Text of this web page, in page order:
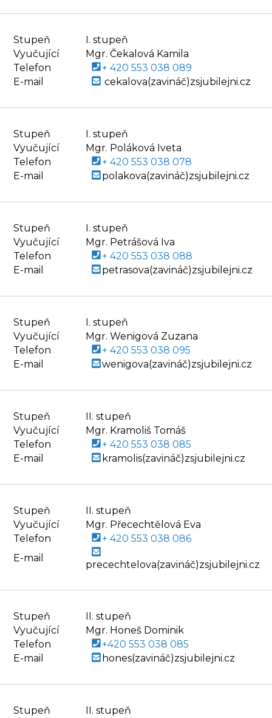
Stupeň
I. stupeň
Vyučující
Mgr. Čekalová Kamila
Telefon
+ 420 553 038 089
E-mail
cekalova(zavináč)zsjubilejni.cz
Stupeň
I. stupeň
Vyučující
Mgr. Poláková Iveta
Telefon
+ 420 553 038 078
E-mail
polakova(zavináč)zsjubilejni.cz
Stupeň
I. stupeň
Vyučující
Mgr. Petrášová Iva
Telefon
+ 420 553 038 088
E-mail
petrasova(zavináč)zsjubilejni.cz
Stupeň
I. stupeň
Vyučující
Mgr. Wenigová Zuzana
Telefon
+ 420 553 038 095
E-mail
wenigova(zavináč)zsjubilejni.cz
Stupeň
II. stupeň
Vyučující
Mgr. Kramoliš Tomáš
Telefon
+ 420 553 038 085
E-mail
kramolis(zavináč)zsjubilejni.cz
Stupeň
II. stupeň
Vyučující
Mgr. Přecechtělová Eva
Telefon
+ 420 553 038 086
E-mail
precechtelova(zavináč)zsjubilejni.cz
Stupeň
II. stupeň
Vyučující
Mgr. Honeš Dominik
Telefon
+420 553 038 085
E-mail
hones(zavináč)zsjubilejni.cz
Stupeň
II. stupeň